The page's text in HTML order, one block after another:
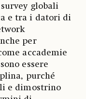
globali
e tra i datori di
per
accademie
essere
purché
e dimostrino